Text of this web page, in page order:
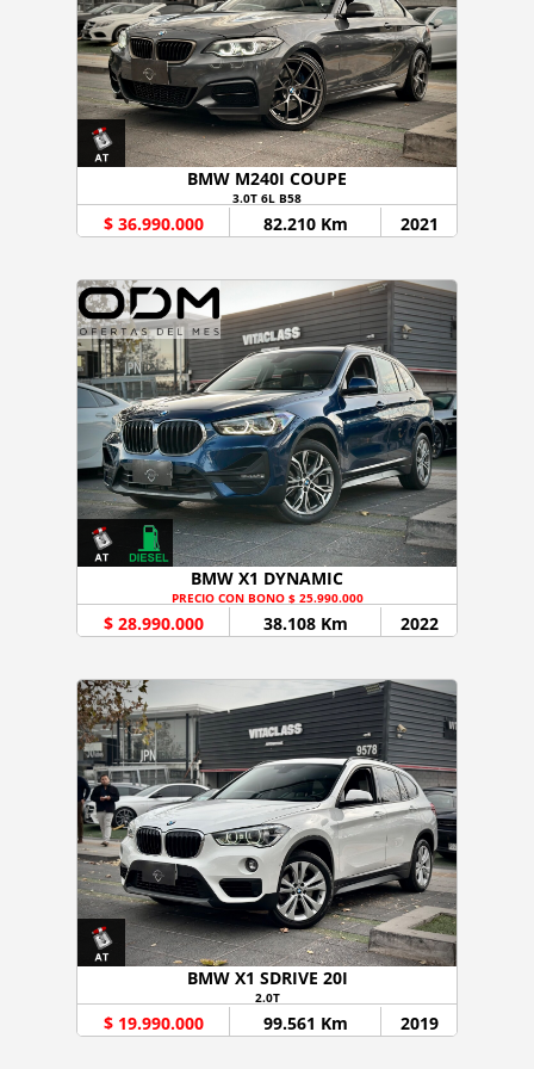
BMW M240I COUPE
3.0T 6L B58
$ 36.990.000 82.210 Km 2021
BMW X1 DYNAMIC
PRECIO CON BONO $ 25.990.000
$ 28.990.000 38.108 Km 2022
BMW X1 SDRIVE 20I
2.0T
$ 19.990.000 99.561 Km 2019